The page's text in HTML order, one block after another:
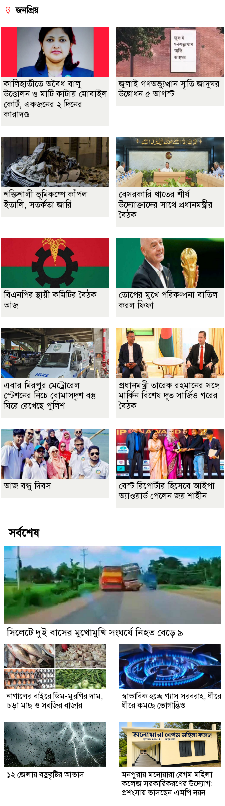
জনপ্রিয়
কালিহাতীতে অবৈধ বালু
উত্তোলন ও মাটি কাটায় মোবাইল
কোর্ট, একজনের ২ দিনের
কারাদণ্ড
জুলাই গণঅভ্যুত্থান স্মৃতি জাদুঘর
উদ্বোধন ৫ আগস্ট
শক্তিশালী ভূমিকম্পে কাঁপল
ইতালি, সতর্কতা জারি
বেসরকারি খাতের শীর্ষ
উদ্যোক্তাদের সাথে প্রধানমন্ত্রীর
বৈঠক
বিএনপির স্থায়ী কমিটির বৈঠক
আজ
তোপের মুখে পরিকল্পনা বাতিল
করল ফিফা
এবার মিরপুর মেট্রোরেল
স্টেশনের নিচে বোমাসদৃশ বস্তু
ঘিরে রেখেছে পুলিশ
প্রধানমন্ত্রী তারেক রহমানের সঙ্গে
মার্কিন বিশেষ দূত সার্জিও গরের
বৈঠক
আজ বন্ধু দিবস
বেস্ট রিপোর্টার হিসেবে আইপা
অ্যাওয়ার্ড পেলেন জয় শাহীন
সর্বশেষ
সিলেটে দুই বাসের মুখোমুখি সংঘর্ষে নিহত বেড়ে ৯
নাগালের বাইরে ডিম-মুরগির দাম,
চড়া মাছ ও সবজির বাজার
স্বাভাবিক হচ্ছে গ্যাস সরবরাহ, ধীরে
ধীরে কমছে ভোগান্তিও
১২ জেলায় বজ্রবৃষ্টির আভাস
মনপুরায় মনোয়ারা বেগম মহিলা
কলেজ সরকারিকরণের উদ্যোগ:
প্রশংসায় ভাসছেন এমপি নয়ন